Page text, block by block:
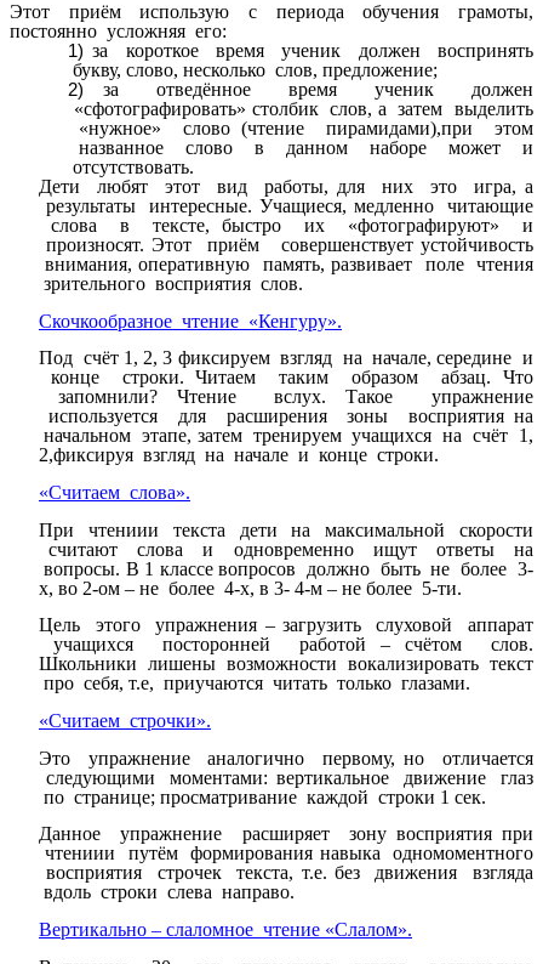
Этот приём использую с периода обучения грамоты,
постоянно усложняя его:
за короткое время ученик должен воспринять
букву, слово, несколько слов, предложение;
за отведённое время ученик должен
«сфотографировать» столбик слов, а затем выделить
«нужное» слово (чтение пирамидами),при этом
названное слово в данном наборе может и
отсутствовать.
Дети любят этот вид работы, для них это игра, а
результаты интересные. Учащиеся, медленно читающие
слова в тексте, быстро их «фотографируют» и
произносят. Этот приём совершенствует устойчивость
внимания, оперативную память, развивает поле чтения
зрительного восприятия слов.
Скочкообразное чтение «Кенгуру».
Под счёт 1, 2, 3 фиксируем взгляд на начале, середине и
конце строки. Читаем таким образом абзац. Что
запомнили? Чтение вслух. Такое упражнение
используется для расширения зоны восприятия на
начальном этапе, затем тренируем учащихся на счёт 1,
2,фиксируя взгляд на начале и конце строки.
«Считаем слова».
При чтениии текста дети на максимальной скорости
считают слова и одновременно ищут ответы на
вопросы. В 1 классе вопросов должно быть не более 3-
х, во 2-ом – не более 4-х, в 3- 4-м – не более 5-ти.
Цель этого упражнения – загрузить слуховой аппарат
учащихся посторонней работой – счётом слов.
Школьники лишены возможности вокализировать текст
про себя, т.е, приучаются читать только глазами.
«Считаем строчки».
Это упражнение аналогично первому, но отличается
следующими моментами: вертикальное движение глаз
по странице; просматривание каждой строки 1 сек.
Данное упражнение расширяет зону восприятия при
чтениии путём формирования навыка одномоментного
восприятия строчек текста, т.е. без движения взгляда
вдоль строки слева направо.
Вертикально – слаломное чтение «Слалом».